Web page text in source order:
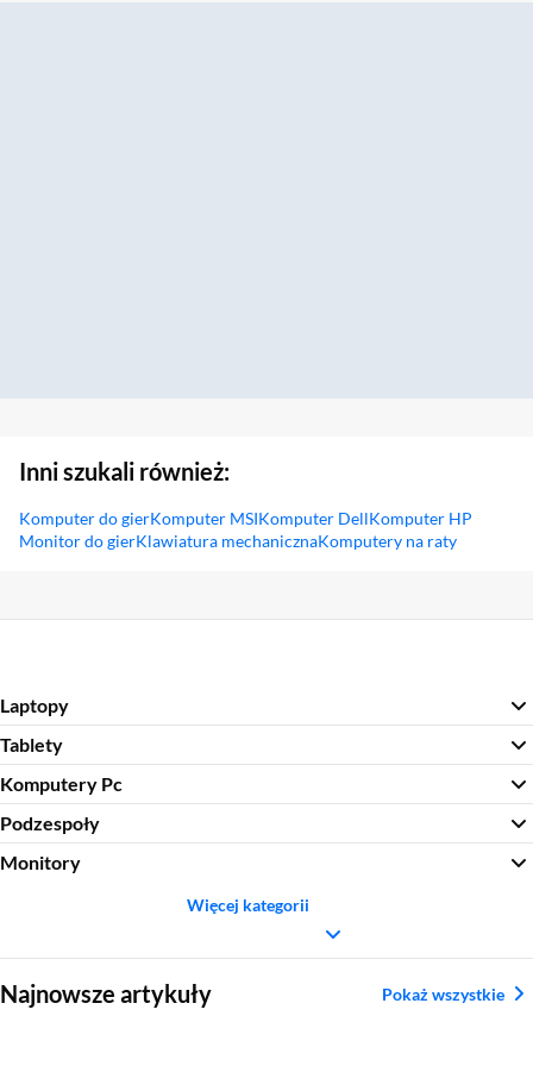
Inni szukali również:
Komputer do gierKomputer MSIKomputer DellKomputer HP
Monitor do gierKlawiatura mechanicznaKomputery na raty
Laptopy
Tablety
Komputery Pc
Podzespoły
Monitory
Więcej kategorii
Najnowsze artykuły Pokaż wszystkie